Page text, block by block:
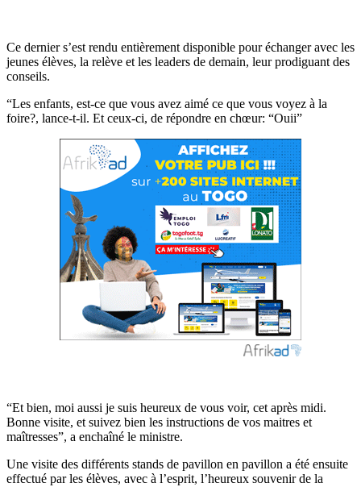
Ce dernier s’est rendu entièrement disponible pour échanger avec les
jeunes élèves, la relève et les leaders de demain, leur prodiguant des
conseils.
“Les enfants, est-ce que vous avez aimé ce que vous voyez à la
foire?, lance-t-il. Et ceux-ci, de répondre en chœur: “Ouii”
“Et bien, moi aussi je suis heureux de vous voir, cet après midi.
Bonne visite, et suivez bien les instructions de vos maitres et
maîtresses”, a enchaîné le ministre.
Une visite des différents stands de pavillon en pavillon a été ensuite
effectué par les élèves, avec à l’esprit, l’heureux souvenir de la